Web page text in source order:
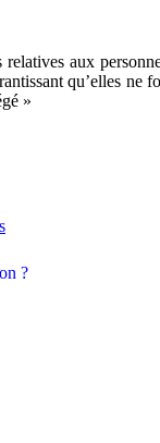
relatives aux
qu’elles ne
»
?